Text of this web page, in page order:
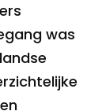
was